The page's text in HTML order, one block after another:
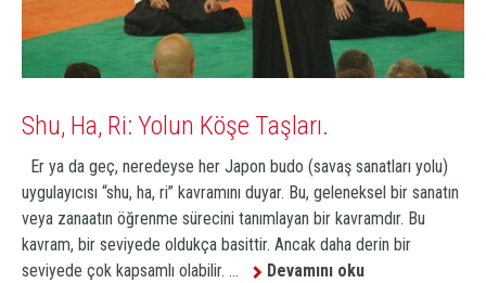
Shu, Ha, Ri: Yolun Köşe Taşları.
Er ya da geç, neredeyse her Japon budo (savaş sanatları yolu)
uygulayıcısı “shu, ha, ri” kavramını duyar. Bu, geleneksel bir sanatın
veya zanaatın öğrenme sürecini tanımlayan bir kavramdır. Bu
kavram, bir seviyede oldukça basittir. Ancak daha derin bir
seviyede çok kapsamlı olabilir. ...
Devamını oku